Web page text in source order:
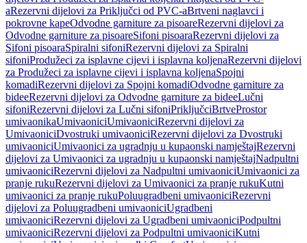
aRezervni dijelovi za Priključci od PVC-aBrtveni naglavci i
pokrovne kapeOdvodne garniture za pisoareRezervni dijelovi za
Odvodne garniture za pisoareSifoni pisoaraRezervni dijelovi za
Sifoni pisoaraSpiralni sifoniRezervni dijelovi za Spiralni
sifoniProdužeci za isplavne cijevi i isplavna koljenaRezervni dijelovi
za Produžeci za isplavne cijevi i isplavna koljenaSpojni
komadiRezervni dijelovi za Spojni komadiOdvodne garniture za
bideeRezervni dijelovi za Odvodne garniture za bideeLučni
sifoniRezervni dijelovi za Lučni sifoniPriključciBrtveProstor
umivaonikaUmivaoniciUmivaoniciRezervni dijelovi za
UmivaoniciDvostruki umivaoniciRezervni dijelovi za Dvostruki
umivaoniciUmivaonici za ugradnju u kupaonski namještajRezervni
dijelovi za Umivaonici za ugradnju u kupaonski namještajNadpultni
umivaoniciRezervni dijelovi za Nadpultni umivaoniciUmivaonici za
pranje rukuRezervni dijelovi za Umivaonici za pranje rukuKutni
umivaonici za pranje rukuPoluugradbeni umivaoniciRezervni
dijelovi za Poluugradbeni umivaoniciUgradbeni
umivaoniciRezervni dijelovi za Ugradbeni umivaoniciPodpultni
umivaoniciRezervni dijelovi za Podpultni umivaoniciKutni